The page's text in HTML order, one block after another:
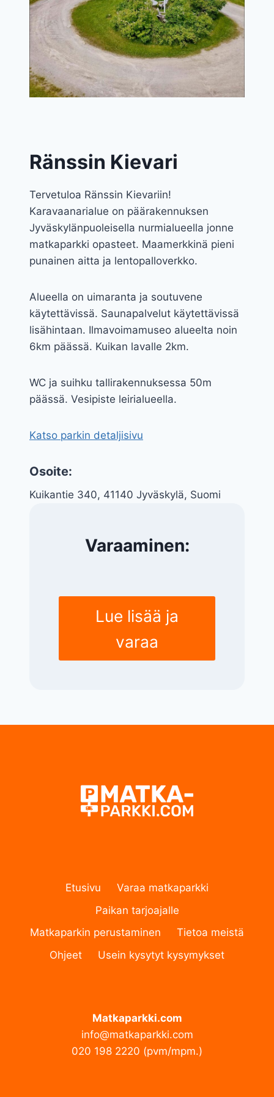
Ränssin Kievari
Tervetuloa Ränssin Kievariin!
Karavaanarialue on päärakennuksen
Jyväskylänpuoleisella nurmialueella jonne
matkaparkki opasteet. Maamerkkinä pieni
punainen aitta ja lentopalloverkko.
Alueella on uimaranta ja soutuvene
käytettävissä. Saunapalvelut käytettävissä
lisähintaan. Ilmavoimamuseo alueelta noin
6km päässä. Kuikan lavalle 2km.
WC ja suihku tallirakennuksessa 50m
päässä. Vesipiste leirialueella.
Katso parkin detaljisivu
Osoite:
Kuikantie 340, 41140 Jyväskylä, Suomi
Varaaminen:
Lue lisää ja
varaa
Etusivu
Varaa matkaparkki
Paikan tarjoajalle
Matkaparkin perustaminen
Tietoa meistä
Ohjeet
Usein kysytyt kysymykset
Matkaparkki.com
info@matkaparkki.com
020 198 2220 (pvm/mpm.)